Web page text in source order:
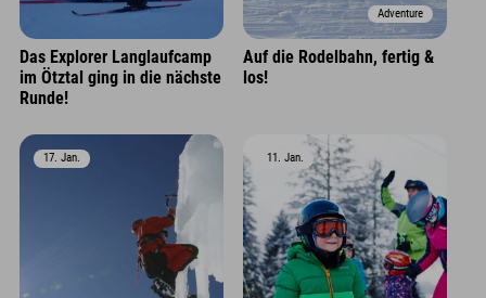
Das Explorer Langlaufcamp
im Ötztal ging in die nächste
Runde!
Adventure
Auf die Rodelbahn, fertig &
los!
17. Jan. 11. Jan.